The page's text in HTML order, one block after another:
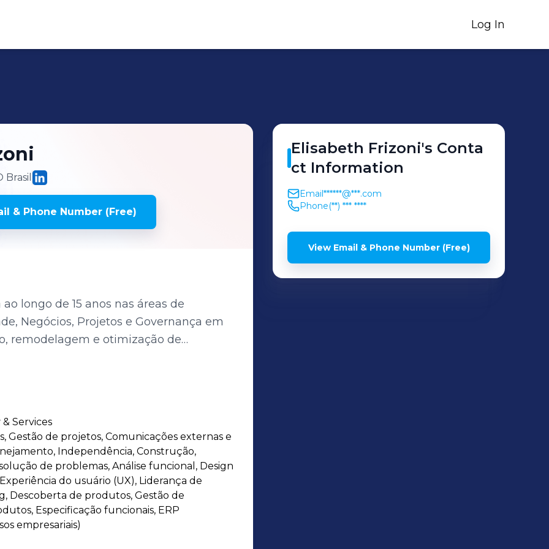
Log In
Brasil
& Phone Number (Free)
longo de 15 anos nas áreas de
Negócios, Projetos e Governança em
da construção de fluxos,
de indicadores de desempenho,
base na cadeia de valor. Utilização
RPA
identificação de oportunidades viáveis a
e redesenho, elaboração de Business
do desenvolvimento da
de custos e o aumento da
Services
Gestão de projetos, Comunicações externas e
Independência, Construção,
de problemas, Análise funcional, Design
do usuário (UX), Liderança de
Descoberta de produtos, Gestão de
Especificação funcionais, ERP
empresariais)
Elisabeth Frizoni's Conta
ct Information
Email******@***.com
Phone(**) *** ****
View Email & Phone Number (Free)